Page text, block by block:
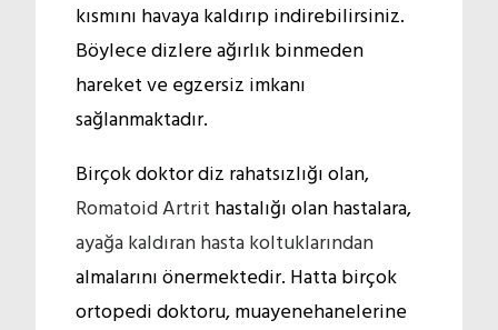
kısmını havaya kaldırıp indirebilirsiniz.
Böylece dizlere ağırlık binmeden
hareket ve egzersiz imkanı
sağlanmaktadır.
Birçok doktor diz rahatsızlığı olan,
Romatoid Artrit hastalığı olan hastalara,
ayağa kaldıran hasta koltuklarından
almalarını önermektedir. Hatta birçok
ortopedi doktoru, muayenehanelerine